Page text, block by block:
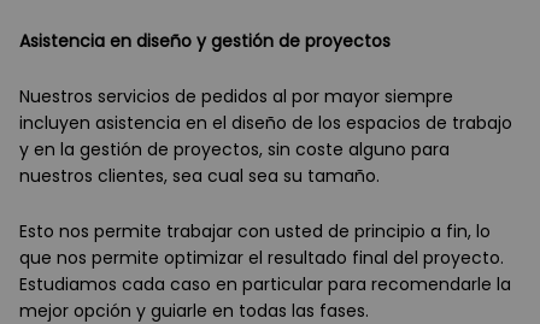
Asistencia en diseño y gestión de proyectos
Nuestros servicios de pedidos al por mayor siempre
incluyen asistencia en el diseño de los espacios de trabajo
y en la gestión de proyectos, sin coste alguno para
nuestros clientes, sea cual sea su tamaño.
Esto nos permite trabajar con usted de principio a fin, lo
que nos permite optimizar el resultado final del proyecto.
Estudiamos cada caso en particular para recomendarle la
mejor opción y guiarle en todas las fases.